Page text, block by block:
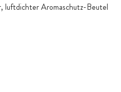
luftdichter Aromaschutz-Beutel